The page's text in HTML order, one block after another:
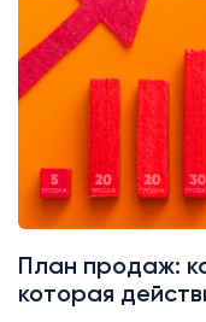
План продаж:
которая